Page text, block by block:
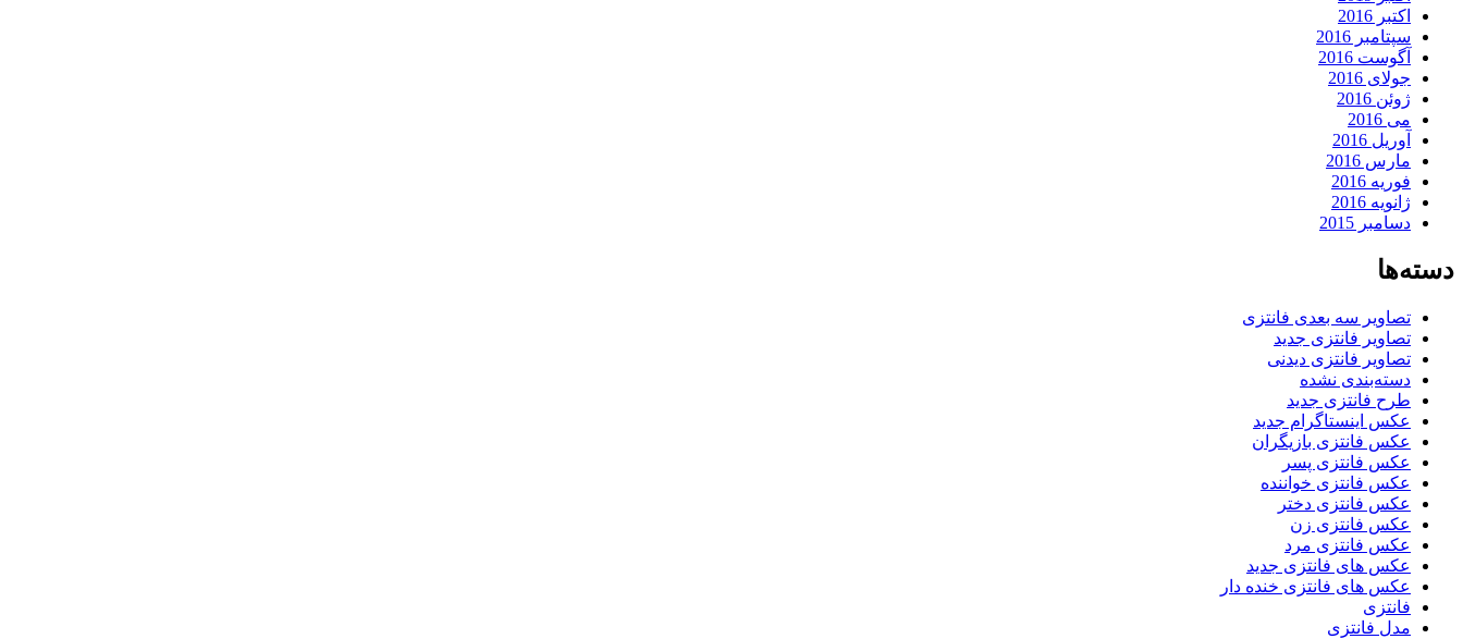
اکتبر 2016
سپتامبر 2016
آگوست 2016
جولای 2016
ژوئن 2016
می 2016
آوریل 2016
مارس 2016
فوریه 2016
ژانویه 2016
دسامبر 2015
دسته‌ها
تصاویر سه بعدی فانتزی
تصاویر فانتزی جدید
تصاویر فانتزی دیدنی
دسته‌بندی نشده
طرح فانتزی جدید
عکس اینستاگرام جدید
عکس فانتزی بازیگران
عکس فانتزی پسر
عکس فانتزی خواننده
عکس فانتزی دختر
عکس فانتزی زن
عکس فانتزی مرد
عکس های فانتزی جدید
عکس های فانتزی خنده دار
فانتزی
مدل فانتزی